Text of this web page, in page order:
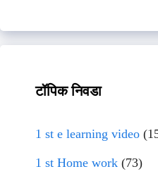
टॉपिक निवडा
1 st e learning video
1 st Home work (73)